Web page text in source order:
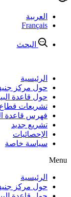
العربية
Français
البحث
الرئيسية
حول مركز
حول قاعدة
تشريعات قطاع
فهرس قاعدة
تشريع جديد
الإحصائيات
سياسة خاصة
Menu
الرئيسية
حول مركز